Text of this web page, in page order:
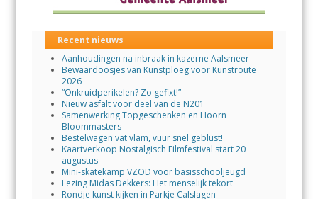
Recent nieuws
Aanhoudingen na inbraak in kazerne Aalsmeer
Bewaardoosjes van Kunstploeg voor Kunstroute
2026
“Onkruidperikelen? Zo gefixt!”
Nieuw asfalt voor deel van de N201
Samenwerking Topgeschenken en Hoorn
Bloommasters
Bestelwagen vat vlam, vuur snel geblust!
Kaartverkoop Nostalgisch Filmfestival start 20
augustus
Mini-skatekamp VZOD voor basisschooljeugd
Lezing Midas Dekkers: Het menselijk tekort
Rondje kunst kijken in Parkje Calslagen